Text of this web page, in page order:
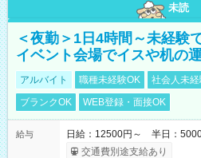
未読
＜夜勤＞1日4時間～未経験
イベント会場でイスや机の
アルバイト 職種未経験OK 社会人未
ブランクOK
WEB登録・面接OK
給与
日給：12500円～ 半日：
交通費別途支給あり